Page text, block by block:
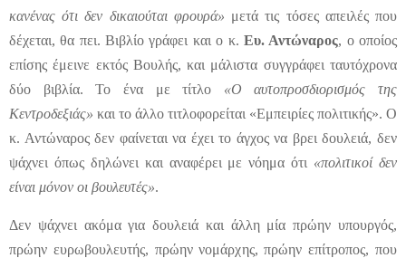
κανένας ότι δεν δικαιούται φρουρά» μετά τις τόσες απειλές που
δέχεται, θα πει. Βιβλίο γράφει και ο κ. Ευ. Αντώναρος, ο οποίος
επίσης έμεινε εκτός Βουλής, και μάλιστα συγγράφει ταυτόχρονα
δύο βιβλία. Το ένα με τίτλο «Ο αυτοπροσδιορισμός της
Κεντροδεξιάς» και το άλλο τιτλοφορείται «Εμπειρίες πολιτικής». Ο
κ. Αντώναρος δεν φαίνεται να έχει το άγχος να βρει δουλειά, δεν
ψάχνει όπως δηλώνει και αναφέρει με νόημα ότι «πολιτικοί δεν
είναι μόνον οι βουλευτές».
Δεν ψάχνει ακόμα για δουλειά και άλλη μία πρώην υπουργός,
πρώην ευρωβουλευτής, πρώην νομάρχης, πρώην επίτροπος, που